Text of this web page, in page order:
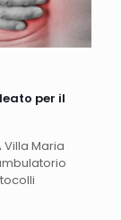
per il
Maria